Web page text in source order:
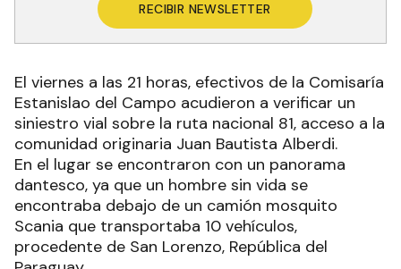
RECIBIR NEWSLETTER
El viernes a las 21 horas, efectivos de la Comisaría
Estanislao del Campo acudieron a verificar un
siniestro vial sobre la ruta nacional 81, acceso a la
comunidad originaria Juan Bautista Alberdi.
En el lugar se encontraron con un panorama
dantesco, ya que un hombre sin vida se
encontraba debajo de un camión mosquito
Scania que transportaba 10 vehículos,
procedente de San Lorenzo, República del